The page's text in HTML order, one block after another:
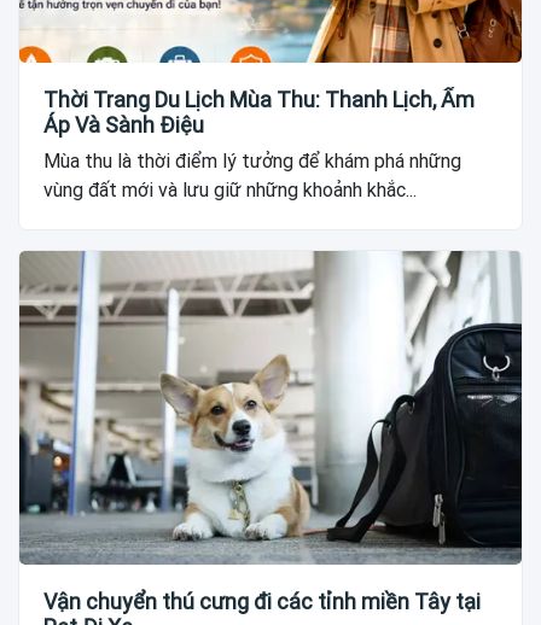
Thời Trang Du Lịch Mùa Thu: Thanh Lịch, Ấm
Áp Và Sành Điệu
Mùa thu là thời điểm lý tưởng để khám phá những
vùng đất mới và lưu giữ những khoảnh khắc...
Vận chuyển thú cưng đi các tỉnh miền Tây tại